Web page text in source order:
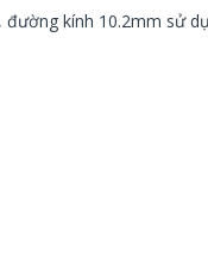
kính 10.2mm sử